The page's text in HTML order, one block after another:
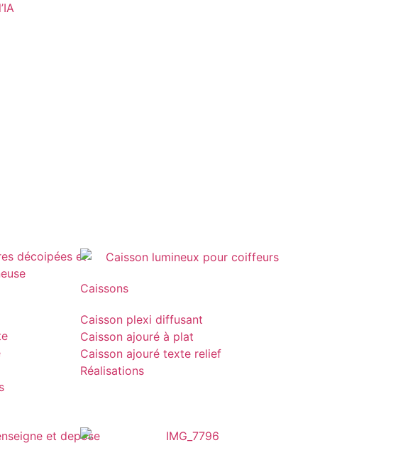
Caissons
Caisson plexi diffusant
Caisson ajouré à plat
Caisson ajouré texte relief
Réalisations